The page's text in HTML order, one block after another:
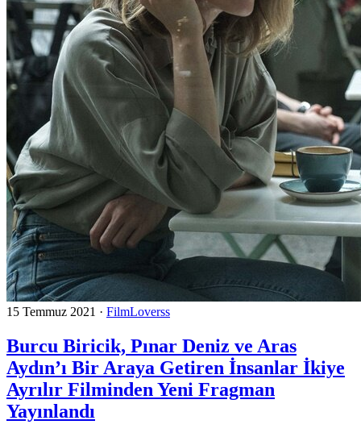
15 Temmuz 2021 · FilmLoverss
Burcu Biricik, Pınar Deniz ve Aras
Aydın’ı Bir Araya Getiren İnsanlar İkiye
Ayrılır Filminden Yeni Fragman
Yayınlandı